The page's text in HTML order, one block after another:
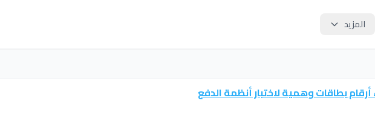
المزيد
أرقام بطاقات وهمية لاختبار أنظمة الدفع